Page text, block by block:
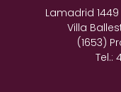
Lamadrid
Villa
(1653)
Tel.: